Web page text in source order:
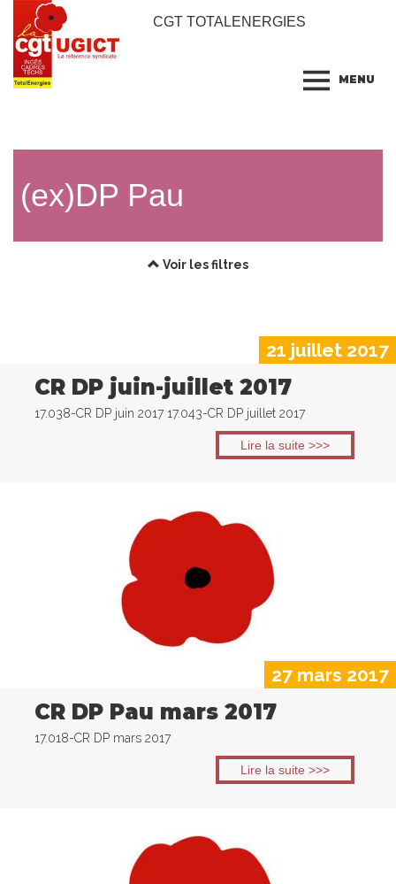
CGT TOTALENERGIES
MENU
(ex)DP Pau
Voir les filtres
21 juillet 2017
CR DP juin-juillet 2017
17.038-CR DP juin 2017 17.043-CR DP juillet 2017
Lire la suite >>>
27 mars 2017
CR DP Pau mars 2017
17.018-CR DP mars 2017
Lire la suite >>>